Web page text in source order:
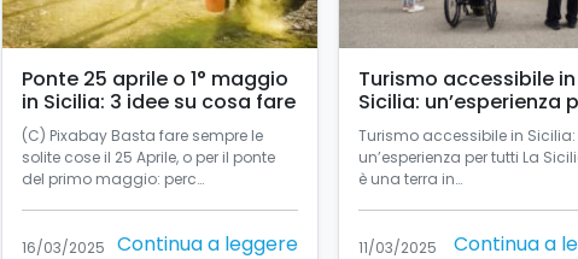
Ponte 25 aprile o 1° maggio
in Sicilia: 3 idee su cosa fare
(C) Pixabay Basta fare sempre le
solite cose il 25 Aprile, o per il ponte
del primo maggio: perc…
16/03/2025 Continua a leggere
Turismo accessibile in
Sicilia: un’esperienza
tutti
Turismo accessibile in Sicilia:
un’esperienza per tutti La
è una terra in…
11/03/2025 Continua a